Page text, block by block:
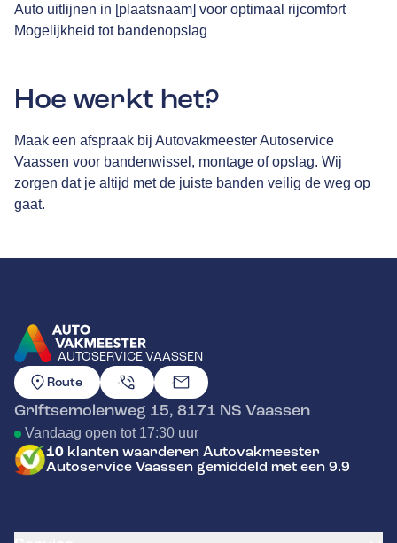
Auto uitlijnen in [plaatsnaam] voor optimaal rijcomfort
Mogelijkheid tot bandenopslag
Hoe werkt het?
Maak een afspraak bij Autovakmeester Autoservice
Vaassen voor bandenwissel, montage of opslag. Wij
zorgen dat je altijd met de juiste banden veilig de weg op
gaat.
AUTOSERVICE VAASSEN
GA NAAR DE HOMEPAGINA
Route
Griftsemolenweg 15, 8171 NS Vaassen
Vandaag open tot 17:30 uur
10 klanten waarderen Autovakmeester
Autoservice Vaassen gemiddeld met een 9.9